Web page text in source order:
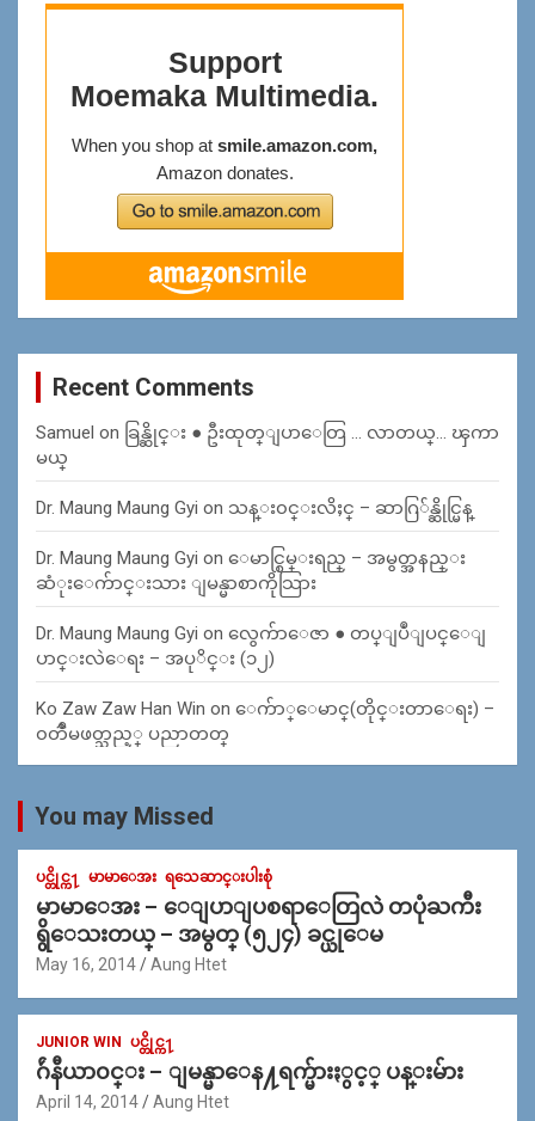
Recent Comments
Samuel on ခြန္ဆိုင္း ● ဦးထုတ္ျပာေတြ … လာတယ္… ၾကာ
မယ္
Dr. Maung Maung Gyi on သန္း၀င္းလိႈင္ – ဆာဂြ်န္ဆိုင္မြန္
Dr. Maung Maung Gyi on ေမာင္စြမ္းရည္ – အမွတ္အနည္း
ဆံုးေက်ာင္းသား ျမန္မာစာကိုသြား
Dr. Maung Maung Gyi on လွေက်ာေဇာ ● တပ္ျပဳျပင္ေျ
ပာင္းလဲေရး – အပုိင္း (၁၂)
Ko Zaw Zaw Han Win on ေက်ာ္ေမာင္(တိုင္းတာေရး) –
၀တၳဳမဖတ္သည့္ ပညာတတ္
You may Missed
ပင္တိုင္က႑ မာမာေအး ရသေဆာင္းပါးစုံ
မာမာေအး – ေျပာျပစရာေတြလဲ တပုံႀကီး
ရွိေသးတယ္ – အမွတ္ (၅၂၄) ခင္ယုေမ
May 16, 2014 Aung Htet
JUNIOR WIN ပင္တိုင္က႑
ဂ်ဴနီယာ၀င္း – ျမန္မာေန႔ရက္မ်ားႏွင့္ ပန္းမ်ား
April 14, 2014 Aung Htet